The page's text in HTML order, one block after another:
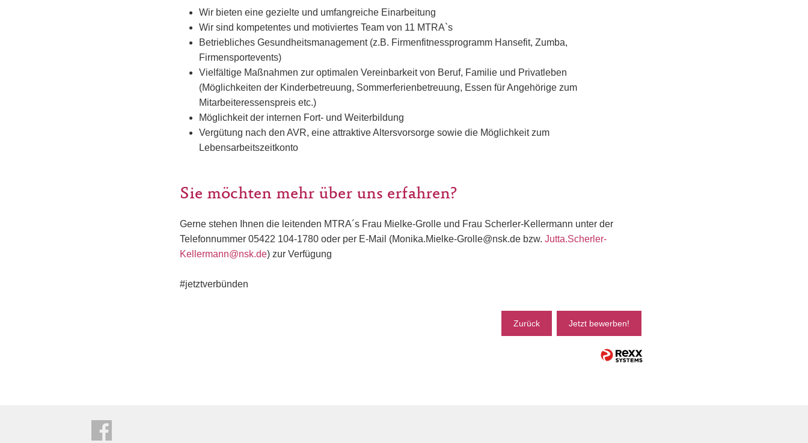
Wir bieten eine gezielte und umfangreiche Einarbeitung
Wir sind kompetentes und motiviertes Team von 11 MTRA`s
Betriebliches Gesundheitsmanagement (z.B. Firmenfitnessprogramm Hansefit, Zumba,
Firmensportevents)
Vielfältige Maßnahmen zur optimalen Vereinbarkeit von Beruf, Familie und Privatleben
(Möglichkeiten der Kinderbetreuung, Sommerferienbetreuung, Essen für Angehörige zum
Mitarbeiteressenspreis etc.)
Möglichkeit der internen Fort- und Weiterbildung
Vergütung nach den AVR, eine attraktive Altersvorsorge sowie die Möglichkeit zum
Lebensarbeitszeitkonto
Sie möchten mehr über uns erfahren?
Gerne stehen Ihnen die leitenden MTRA´s Frau Mielke-Grolle und Frau Scherler-Kellermann unter der
Telefonnummer 05422 104-1780 oder per E-Mail (Monika.Mielke-Grolle@nsk.de bzw. Jutta.Scherler-
Kellermann@nsk.de) zur Verfügung
#jetztverbünden
Zurück Jetzt bewerben!